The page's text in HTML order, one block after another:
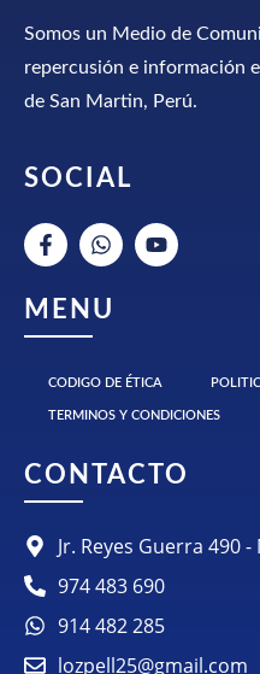
Somos un Medio de
repercusión e información
de San Martin, Perú.
SOCIAL
MENU
CODIGO DE ÉTICA
TERMINOS Y CONDICIONES
CONTACTO
Jr. Reyes Guerra 490
974 483 690
914 482 285
lozpell25@gmail.com